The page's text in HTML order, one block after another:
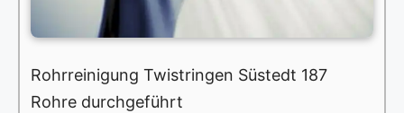
Rohrreinigung Twistringen Süstedt 187
Rohre durchgeführt